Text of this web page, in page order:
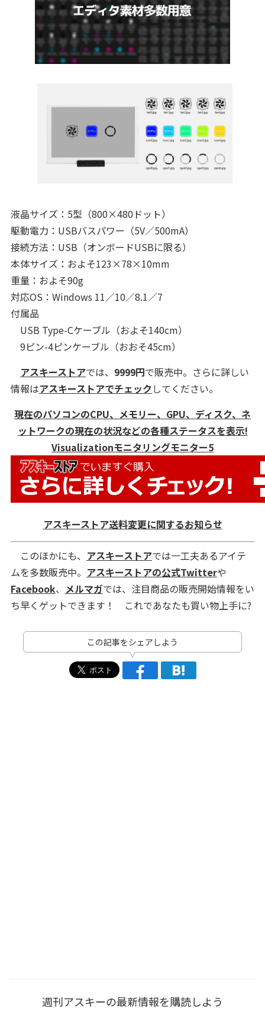
液晶サイズ：5型（800×480ドット）
駆動電力：USBバスパワー（5V／500mA）
接続方法：USB（オンボードUSBに限る）
本体サイズ：およそ123×78×10mm
重量：およそ90g
対応OS：Windows 11／10／8.1／7
付属品
USB Type-Cケーブル（およそ140cm）
9ピン-4ピンケーブル（おおそ45cm）
アスキーストアでは、 9999円で販売中。さらに詳しい
情報はアスキーストアでチェックしてください。
現在のパソコンのCPU、メモリー、GPU、ディスク、ネ
ットワークの現在の状況などの各種ステータスを表示!
Visualizationモニタリングモニター5
アスキーストア送料変更に関するお知らせ
このほかにも、 アスキーストアでは一工夫あるアイテ
ムを多数販売中。 アスキーストアの公式Twitterや
Facebook、 メルマガでは、注目商品の販売開始情報をい
ち早くゲットできます！ これであなたも買い物上手に?
この記事をシェアしよう
週刊アスキーの最新情報を購読しよう